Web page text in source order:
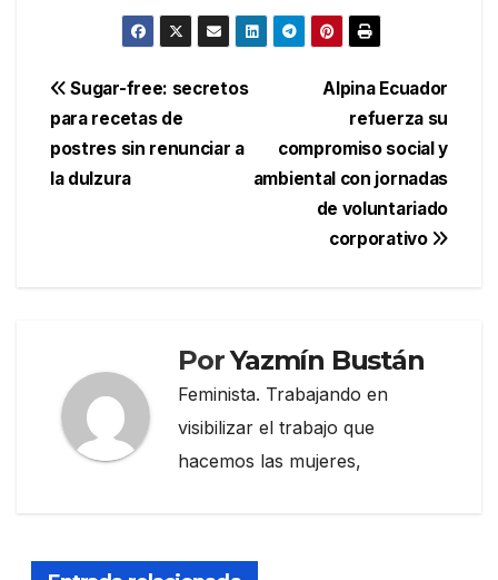
Navegación
de
entradas
Alpina Ecuador
refuerza su
compromiso social y
ambiental con jornadas
de voluntariado
corporativo
Sugar-free: secretos
para recetas de
postres sin renunciar a
la dulzura
PorYazmín Bustán
Feminista. Trabajando en
visibilizar el trabajo que
hacemos las mujeres,